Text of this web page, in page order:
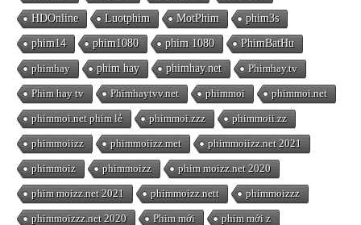
HDOnline Luotphim MotPhim phim3s
phim14 phim1080 phim 1080 PhimBatHu
phimhay phim hay phimhay.net Phimhay.tv
Phim hay tv Phimhaytvv.net phimmoi phimmoi.net
phimmoi.net phim lẻ phimmoi.zzz phimmoii.zz
phimmoiizz phimmoiizz.met phimmoiizz.net 2021
phimmoiz phimmoizz phim moizz.net 2020
phim moizz.net 2021 phimmoizz.nett phimmoizzz
phimmoizzz.net 2020 Phim mới phim mới z